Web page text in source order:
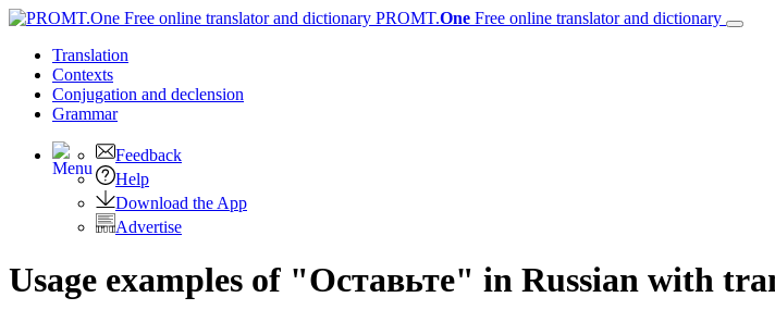
PROMT.One Free online translator and dictionary
Translation
Contexts
Conjugation and declension
Grammar
Feedback
Help
Download the App
Advertise
Usage examples of "Оставьте" in Russian with